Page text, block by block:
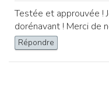
Testée et approuvée !
dorénavant ! Merci de
Répondre